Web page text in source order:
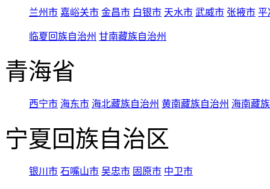
兰州市 嘉峪关市 金昌市 白银市 天水市 武威市 张掖市 平
临夏回族自治州 甘南藏族自治州
青海省
西宁市 海东市 海北藏族自治州 黄南藏族自治州 海南藏
宁夏回族自治区
银川市 石嘴山市 吴忠市 固原市 中卫市